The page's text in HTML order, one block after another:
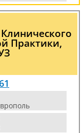
Практики,